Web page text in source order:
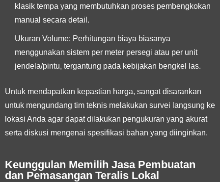
klasik tempa yang membutuhkan proses pembengkokan
manual secara detail.
Ukuran Volume: Perhitungan biaya biasanya
menggunakan sistem per meter persegi atau per unit
jendela/pintu, tergantung pada kebijakan bengkel las.
Untuk mendapatkan kepastian harga, sangat disarankan
untuk mengundang tim teknis melakukan survei langsung ke
lokasi Anda agar dapat dilakukan pengukuran yang akurat
serta diskusi mengenai spesifikasi bahan yang diinginkan.
Keunggulan Memilih Jasa Pembuatan
dan Pemasangan Teralis Lokal